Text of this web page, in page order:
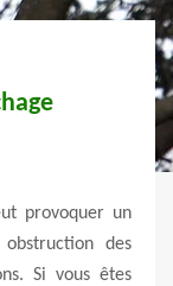
provoquer un
des
Si vous êtes